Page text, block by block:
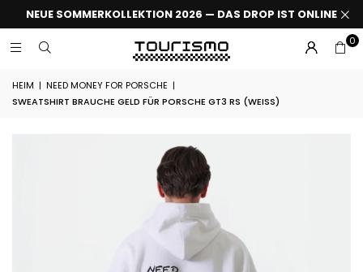
NEUE SOMMERKOLLEKTION 2026 — DAS DROP IST ONLINE
0
HEIM | NEED MONEY FOR PORSCHE |
SWEATSHIRT BRAUCHE GELD FÜR PORSCHE GT3 RS (WEISS)